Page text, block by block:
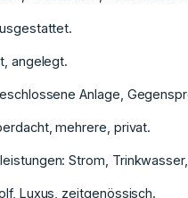
angelegt.
Anlage,
mehrere, privat.
Strom,
Luxus, zeitgenössisch.